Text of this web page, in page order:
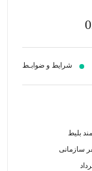
شرایط و ضوابـط
بلیط
سازمانی